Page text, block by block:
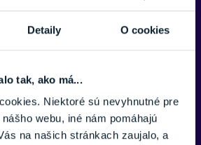
Detaily O cookies
tak, ako má...
Niektoré sú nevyhnutné pre
webu, iné nám pomáhajú
na našich stránkach zaujalo, a
Zobraziť menej